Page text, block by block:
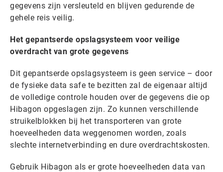
gegevens zijn versleuteld en blijven gedurende de
gehele reis veilig.
Het gepantserde opslagsysteem voor veilige
overdracht van grote gegevens
Dit gepantserde opslagsysteem is geen service – door
de fysieke data safe te bezitten zal de eigenaar altijd
de volledige controle houden over de gegevens die op
Hibagon opgeslagen zijn. Zo kunnen verschillende
struikelblokken bij het transporteren van grote
hoeveelheden data weggenomen worden, zoals
slechte internetverbinding en dure overdrachtskosten.
Gebruik Hibagon als er grote hoeveelheden data van